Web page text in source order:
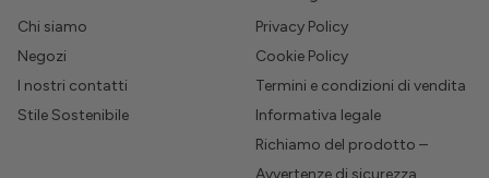
Chi siamo
Negozi
I nostri contatti
Stile Sostenibile
Privacy Policy
Cookie Policy
Termini e condizioni di vendita
Informativa legale
Richiamo del prodotto –
Avvertenze di sicurezza